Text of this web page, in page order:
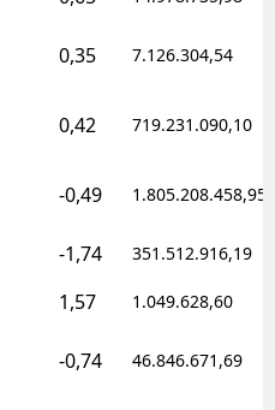
0,35 7.126.304,54
0,42 719.231.090,10
-0,49 1.805.208.458,95
-1,74 351.512.916,19
1,57 1.049.628,60
-0,74 46.846.671,69